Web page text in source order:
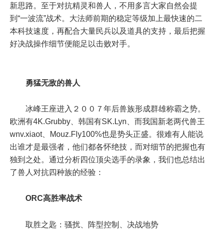
新思路。至于对抗精灵和兽人，不用多言大家自然会提
到“一波流”战术。大法师前期的稳定等级加上最快速的二
本科技速度，再配合大量民兵以及道具的支持，最后把握
好决战操作细节便能足以击败对手。
勇猛无敌的兽人
冰峰王座进入２００７年后兽族形成群雄称霸之势。
欧洲有4K.Grubby、韩国有SK.Lyn、而我国新老两代兽王
wnv.xiaot、Mouz.Fly100%也是势头正盛。很难有人能说
出谁才是最强者，他们都各怀绝技，而对细节的把握也有
独到之处。通过分析四位顶尖选手的录象，我们也总结出
了兽人对抗四种族的经验：
ORC高胜率战术
取胜之匙：骚扰、阵型控制、决战地势